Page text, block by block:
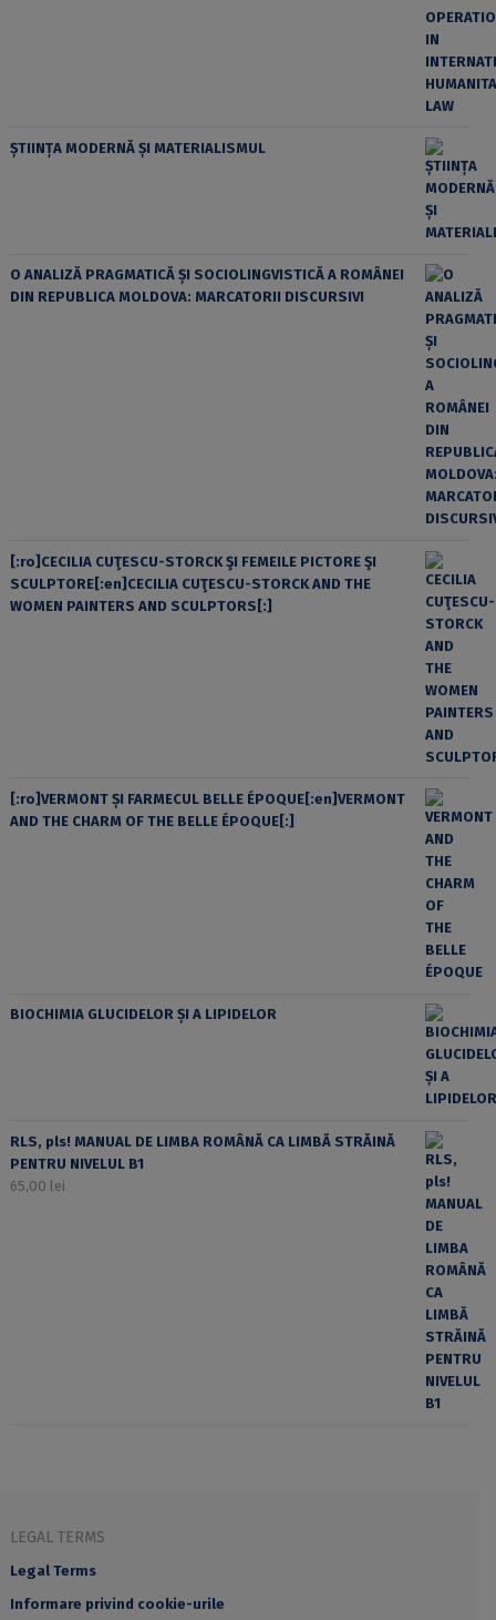
ȘTIINȚA MODERNĂ ȘI MATERIALISMUL
O ANALIZĂ PRAGMATICĂ ȘI SOCIOLINGVISTICĂ A ROMÂNEI
DIN REPUBLICA MOLDOVA: MARCATORII DISCURSIVI
[:ro]CECILIA CUŢESCU-STORCK ŞI FEMEILE PICTORE ŞI
SCULPTORE[:en]CECILIA CUŢESCU-STORCK AND THE
WOMEN PAINTERS AND SCULPTORS[:]
[:ro]VERMONT ȘI FARMECUL BELLE ÉPOQUE[:en]VERMONT
AND THE CHARM OF THE BELLE ÉPOQUE[:]
BIOCHIMIA GLUCIDELOR ȘI A LIPIDELOR
RLS, pls! MANUAL DE LIMBA ROMÂNĂ CA LIMBĂ STRĂINĂ
PENTRU NIVELUL B1
65,00 lei
LEGAL TERMS
Legal Terms
Informare privind cookie-urile